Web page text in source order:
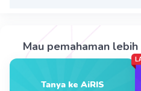
jatuh bebas, dimana
2. v = √(2gh)
Mau pemahaman
Tanya ke AiRIS